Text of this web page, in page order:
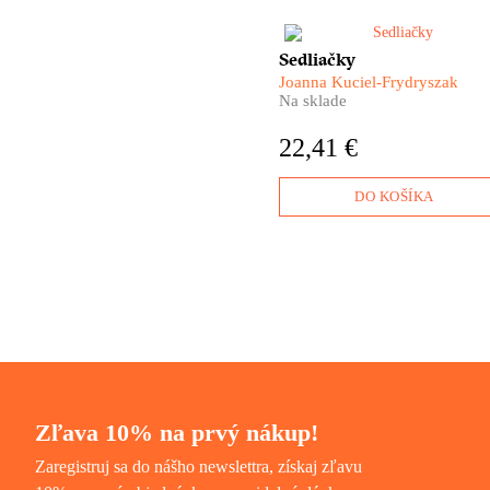
Joanna Kuciel-Frydryszak nám
v knihe Sedliačky ponúka
dojemný a mimoriadne silný
krajinu. Sú to naše babky a
Sedliačky
Joanna Kuciel-Frydryszak
Na sklade
22,41 €
DO KOŠÍKA
Zľava 10% na prvý nákup!
Zaregistruj sa do nášho newslettra, získaj zľavu